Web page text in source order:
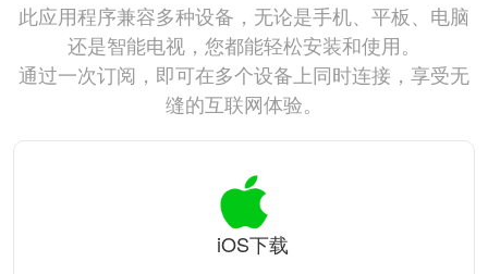
此应用程序兼容多种设备，无论是手机、平板、电脑
还是智能电视，您都能轻松安装和使用。
通过一次订阅，即可在多个设备上同时连接，享受无
缝的互联网体验。
iOS下载